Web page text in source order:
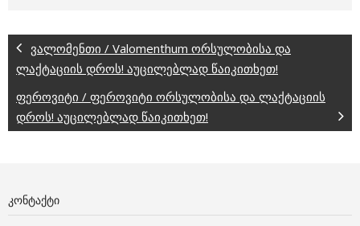
ვალომენთი / Valomenthum ორსულობისა და
ლაქტაციის დროს! აუცილებლად წაიკითხეთ!
ფეროვიტი / ფეროვიტი ორსულობისა და ლაქტაციის
დროს! აუცილებლად წაიკითხეთ!
ᲙᲝᲜᲢᲐᲥᲢᲘ